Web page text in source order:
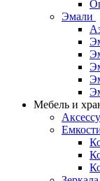
Эмали
Мебель и